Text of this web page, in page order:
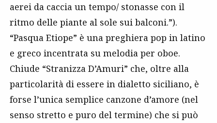
aerei da caccia un tempo/ stonasse con il
ritmo delle piante al sole sui balconi.”).
“Pasqua Etiope” è una preghiera pop in latino
e greco incentrata su melodia per oboe.
Chiude “Stranizza D’Amuri” che, oltre alla
particolarità di essere in dialetto siciliano, è
forse l’unica semplice canzone d’amore (nel
senso stretto e puro del termine) che si può